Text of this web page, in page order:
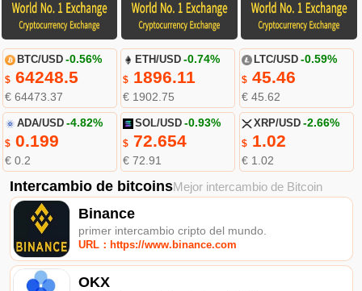
BTC/USD -0.56%
$64248.5
€ 64473.37
ETH/USD -0.74%
$ 1896.11
€ 1902.75
LTC/USD -0.59%
$45.46
€ 45.62
ADA/USD -4.82%
$0.199
€ 0.2
SOL/USD -0.93%
$ 72.654
€ 72.91
XRP/USD -2.66%
$1.02
€ 1.02
Intercambio de bitcoinsMejor intercambio de Bitcoin
Binance
primer intercambio cripto del mundo.
URL：https://www.binance.com
OKX